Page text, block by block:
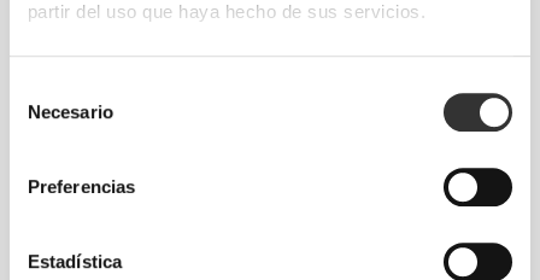
partir del uso que haya hecho de sus servicios.
Necesario
Preferencias
Estadística
y desenfadado para un look casual.
TALLA RECOMENDADA SEGÚN TUS